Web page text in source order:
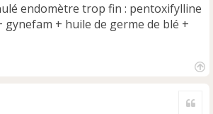
endomètre trop fin : pentoxifylline
gynefam + huile de germe de blé +